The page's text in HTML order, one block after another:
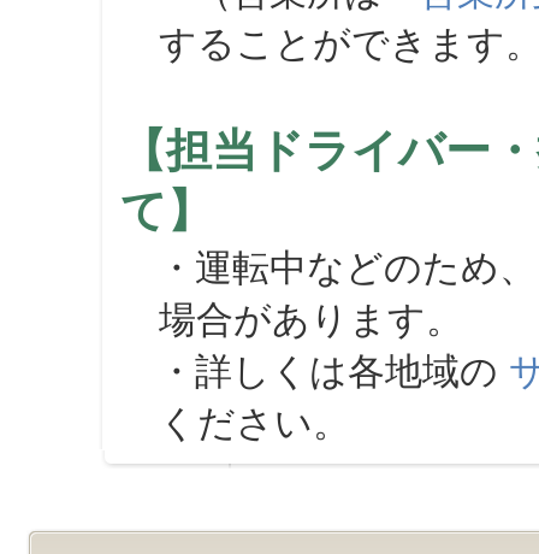
することができます
【担当ドライバー
て】
・運転中などのため
場合があります。
・詳しくは各地域の
ください。